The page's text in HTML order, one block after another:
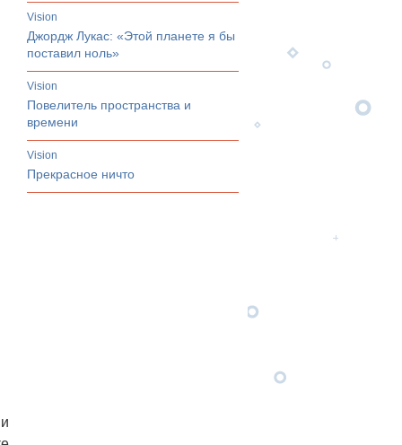
vision
Джордж Лукас: «Этой планете я бы
поставил ноль»
vision
Повелитель пространства и
времени
vision
Прекрасное ничто